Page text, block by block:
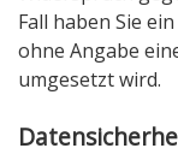
Fall haben Sie
ohne Angabe
umgesetzt wird.